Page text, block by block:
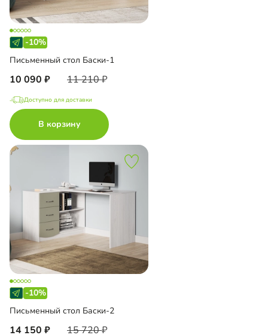
-10%
Письменный стол Баски-1
10 090 11 210
Доступно для доставки
В корзину
-10%
Письменный стол Баски-2
14 150 15 720